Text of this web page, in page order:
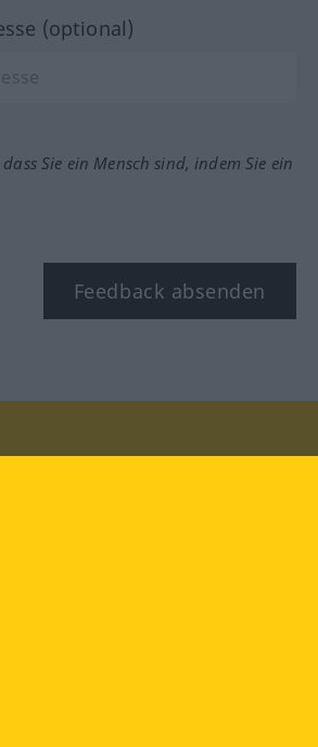
(optional)
Sie ein Mensch sind, indem Sie ein
Feedback absenden